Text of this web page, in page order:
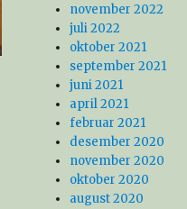
november 2022
juli 2022
oktober 2021
september 2021
juni 2021
april 2021
februar 2021
desember 2020
november 2020
oktober 2020
august 2020